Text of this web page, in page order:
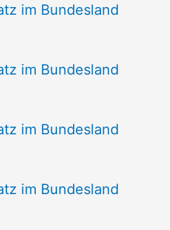
im Bundesland
im Bundesland
im Bundesland
im Bundesland